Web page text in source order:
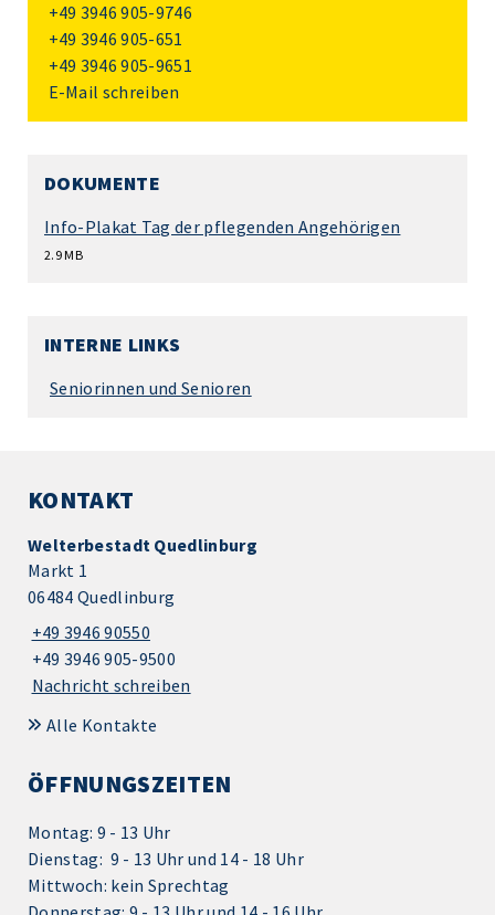
+49 3946 905-9746
+49 3946 905-651
+49 3946 905-9651
E-Mail schreiben
DOKUMENTE
Info-Plakat Tag der pflegenden Angehörigen
2.9 MB
INTERNE LINKS
Seniorinnen und Senioren
KONTAKT
Welterbestadt Quedlinburg
Markt 1
06484 Quedlinburg
+49 3946 90550
+49 3946 905-9500
Nachricht schreiben
Alle Kontakte
ÖFFNUNGSZEITEN
Montag: 9 - 13 Uhr
Dienstag: 9 - 13 Uhr und 14 - 18 Uhr
Mittwoch: kein Sprechtag